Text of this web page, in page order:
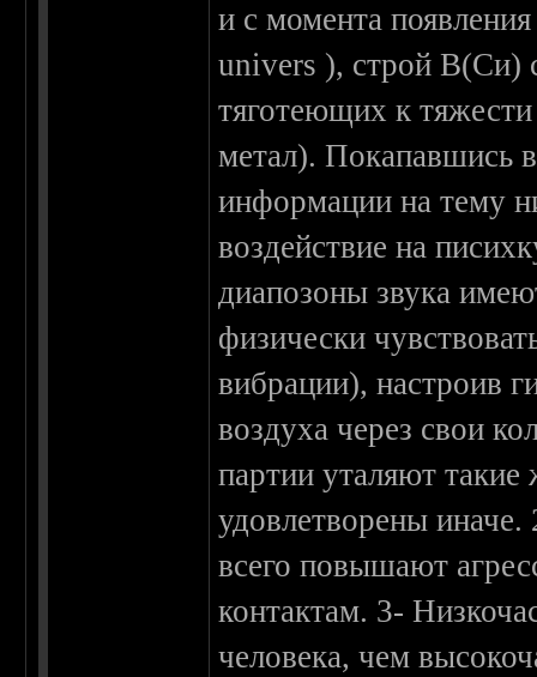
и с момента
univers ), строй В(Си)
тяготеющих к тяжести
метал). Покапавшись
информации на тему
воздействие на
диапозоны звука
физически
вибрации), настроив
воздуха через свои
партии уталяют
удовлетворены
всего повышают
контактам. 3-
человека, чем